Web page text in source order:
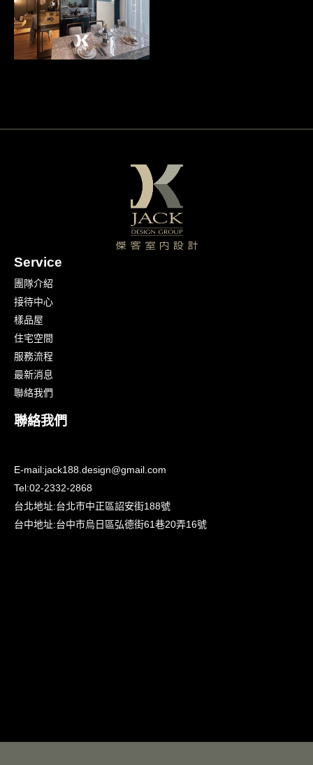
Service
團隊介紹
接待中心
樣品屋
住宅空間
服務流程
最新消息
聯絡我們
聯絡我們
E-mail:jack188.design@gmail.com
Tel:02-2332-2868
台北地址:台北市中正區詔安街188號
台中地址:台中市烏日區弘德街61巷20弄16號